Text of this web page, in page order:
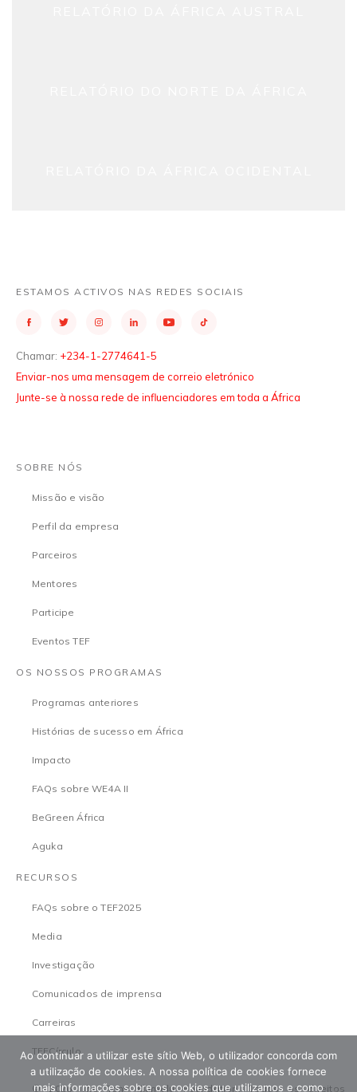
ESTAMOS ACTIVOS NAS REDES SOCIAIS
Chamar: +234-1-2774641-5
Enviar-nos uma mensagem de correio eletrónico
Junte-se à nossa rede de influenciadores em toda a África
SOBRE NÓS
Missão e visão
Perfil da empresa
Parceiros
Mentores
Participe
Eventos TEF
OS NOSSOS PROGRAMAS
Programas anteriores
Histórias de sucesso em África
Impacto
FAQs sobre WE4A II
BeGreen África
Aguka
RECURSOS
FAQs sobre o TEF2025
Media
Investigação
Comunicados de imprensa
Carreiras
TEFCírculo
© 2026 The Tony Elumelu Foundation. Todos os direitos
Ao continuar a utilizar este sítio Web, o utilizador concorda com
a utilização de cookies. A nossa política de cookies fornece
mais informações sobre os cookies que utilizamos e como